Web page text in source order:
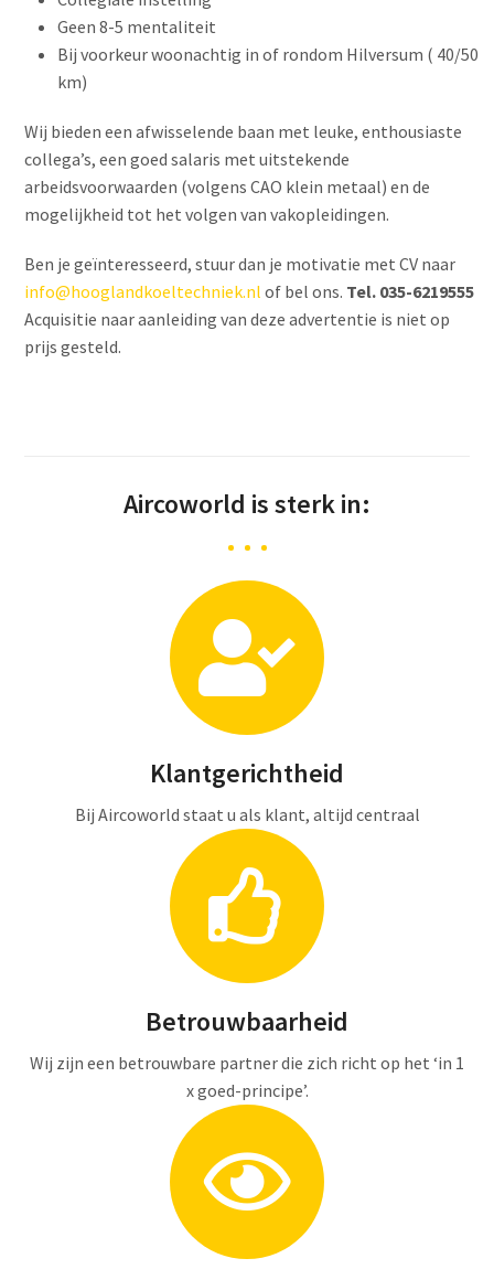
Geen 8-5 mentaliteit
Bij voorkeur woonachtig in of rondom Hilversum ( 40/50
km)
Wij bieden een afwisselende baan met leuke, enthousiaste
collega’s, een goed salaris met uitstekende
arbeidsvoorwaarden (volgens CAO klein metaal) en de
mogelijkheid tot het volgen van vakopleidingen.
Ben je geïnteresseerd, stuur dan je motivatie met CV naar
info@hooglandkoeltechniek.nl of bel ons. Tel. 035-6219555
Acquisitie naar aanleiding van deze advertentie is niet op
prijs gesteld.
Aircoworld is sterk in:
Klantgerichtheid
Bij Aircoworld staat u als klant, altijd centraal
Betrouwbaarheid
Wij zijn een betrouwbare partner die zich richt op het ‘in 1
x goed-principe’.